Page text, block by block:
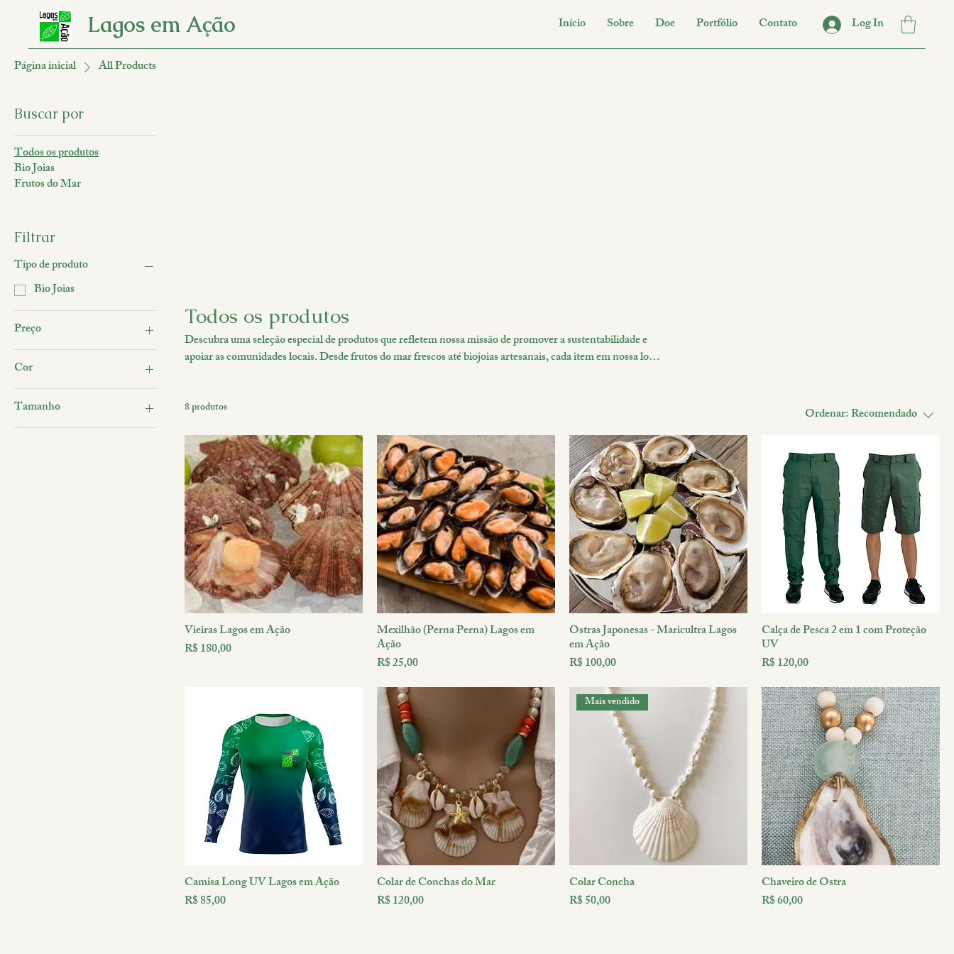
Lagos em Ação Início Sobre Doe Portfólio Contato Log In
Página inicial All Products
Buscar por
Todos os produtos
Bio Joias
Frutos do Mar
Filtrar
Tipo de produto
Bio Joias
Preço
R$ 25
R$ 180
Cor
Tamanho
Large
Todos os produtos
Descubra uma seleção especial de produtos que refletem nossa missão de promover a sustentabilidade e
apoiar as comunidades locais. Desde frutos do mar frescos até biojoias artesanais, cada item em nossa loja
conservação ambiental e desenvolvimento sustentável. Faça parte da mudança e apoie nossa causa com
8 produtos Ordenar:Recomendado
Vieiras Lagos em Ação
Preço
R$ 180,00
Mexilhão (Perna Perna) Lagos em
Ação
Preço
R$ 25,00
Ostras Japonesas - Maricultra Lagos
em Ação
Preço
R$ 100,00
Calça de Pesca 2 em 1 com Proteção
UV
Preço
R$ 120,00
Camisa Long UV Lagos em Ação
Preço
R$ 85,00
Colar de Conchas do Mar
Preço
R$ 120,00
Mais vendido
Colar Concha
Preço
R$ 50,00
Chaveiro de Ostra
Preço
R$ 60,00